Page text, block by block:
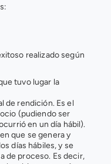
realizado según
tuvo lugar la
de rendición. Es el
(pudiendo ser
en un día hábil).
que se genera y
días hábiles, y se
de proceso. Es decir,